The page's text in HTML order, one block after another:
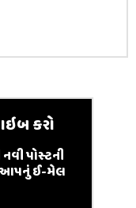
કરો
પોસ્ટની
આપનું ઈ-મેલ